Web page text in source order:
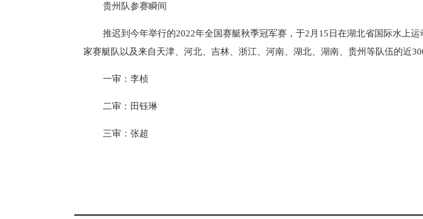
贵州队参赛瞬间
推迟到今年举行的2022年全国赛艇秋季冠军赛，于2月15日在湖北省国际水上
家赛艇队以及来自天津、河北、吉林、浙江、河南、湖北、湖南、贵州等队伍的近
一审：李桢
二审：田钰琳
三审：张超